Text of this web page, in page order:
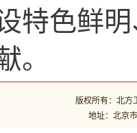
特色鲜
。
版权所有：北方
地址：北京